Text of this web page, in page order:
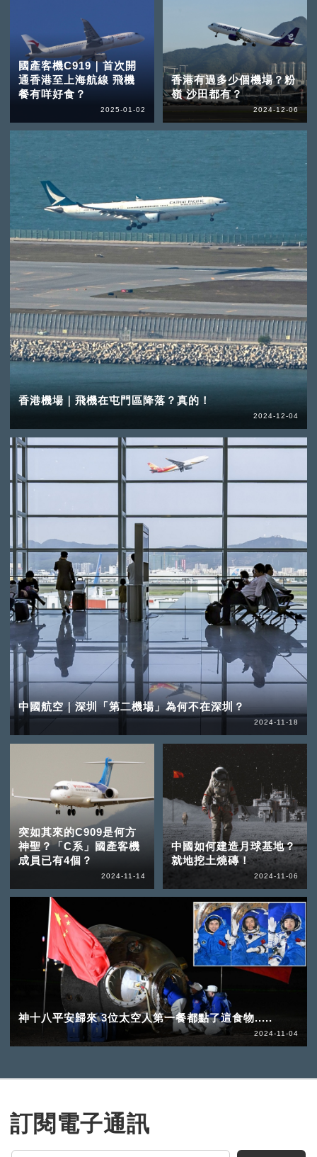
國產客機C919｜首次開
通香港至上海航線 飛機
餐有咩好食？
2025-01-02
香港有過多少個機場？粉
嶺 沙田都有？
2024-12-06
香港機場｜飛機在屯門區降落？真的！
2024-12-04
中國航空｜深圳「第二機場」為何不在深圳？
2024-11-18
突如其來的C909是何方
神聖？「C系」國產客機
成員已有4個？
2024-11-14
中國如何建造月球基地？
就地挖土燒磚！
2024-11-06
神十八平安歸來 3位太空人第一餐都點了這食物.....
2024-11-04
訂閱電子通訊